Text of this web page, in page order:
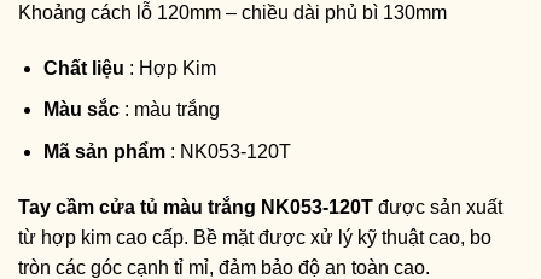
Khoảng cách lỗ 120mm – chiều dài phủ bì 130mm
Chất liệu : Hợp Kim
Màu sắc: màu trắng
Mã sản phẩm: NK053-120T
Tay cầm cửa tủ màu trắng NK053-120T được sản xuất
từ hợp kim cao cấp. Bề mặt được xử lý kỹ thuật cao, bo
tròn các góc cạnh tỉ mỉ, đảm bảo độ an toàn cao.